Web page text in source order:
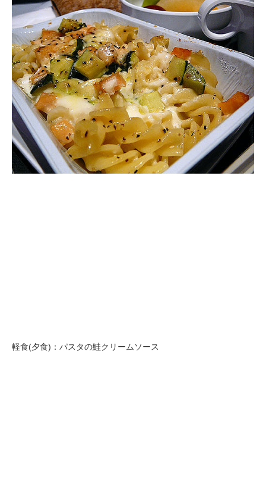
軽食(夕食)：パスタの鮭クリームソース